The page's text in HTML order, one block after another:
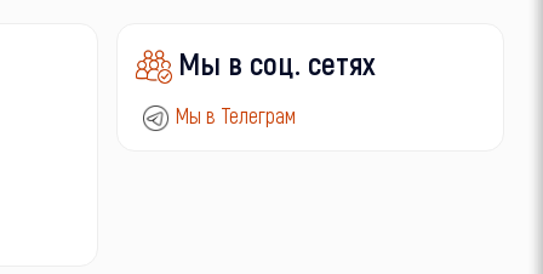
Мы в соц. сетях
Мы в Телеграм